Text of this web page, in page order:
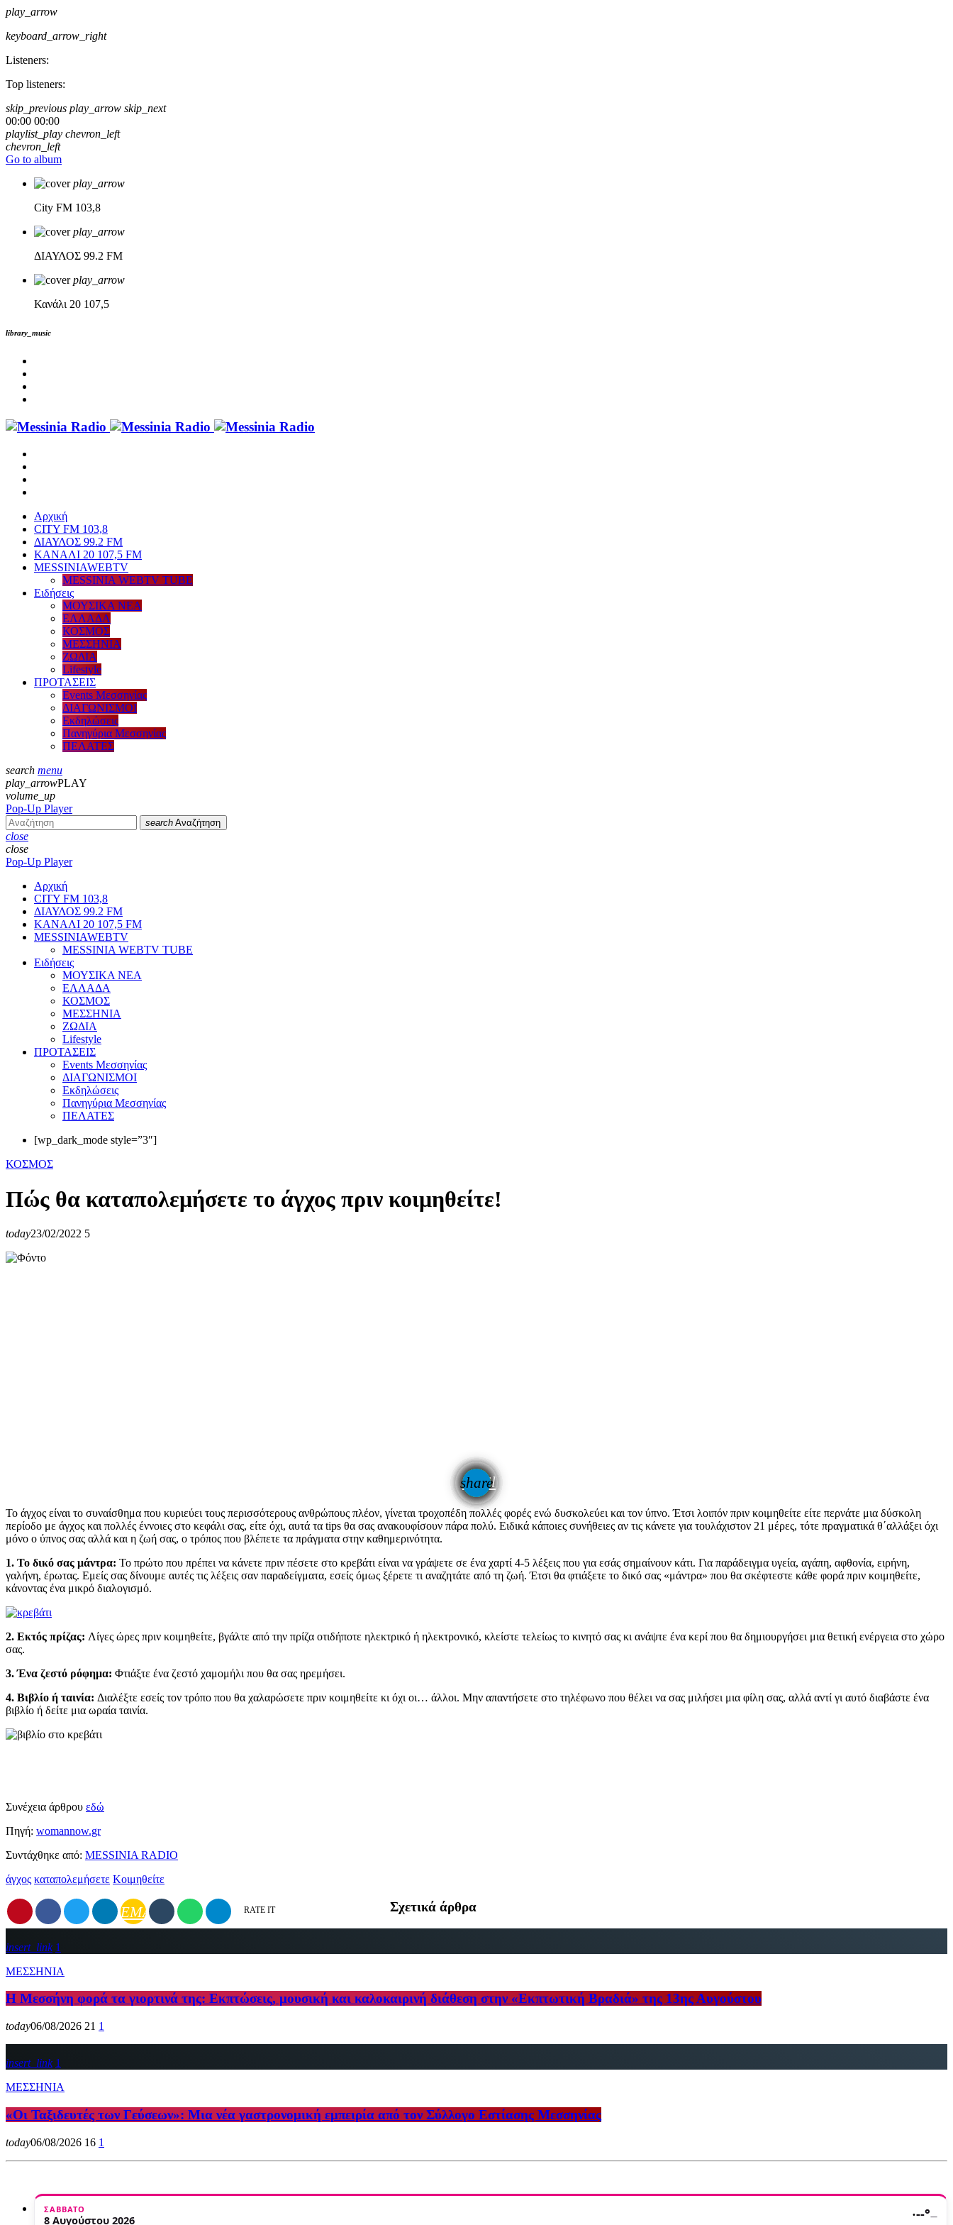
play_arrow
keyboard_arrow_right
Listeners:
Top listeners:
skip_previous play_arrow skip_next
00:00 00:00
playlist_play chevron_left
chevron_left
Go to album
play_arrow
City FM 103,8
play_arrow
ΔΙΑΥΛΟΣ 99.2 FM
play_arrow
Κανάλι 20 107,5
library_music
Αρχική
CITY FM 103,8
ΔΙΑΥΛΟΣ 99.2 FM
ΚΑΝΑΛΙ 20 107,5 FM
MESSINIAWEBTV
MESSINIA WEBTV TUBE
Eιδήσεις
ΜΟΥΣΙΚΑ ΝΕΑ
ΕΛΛΑΔΑ
ΚΟΣΜΟΣ
ΜΕΣΣΗΝΙΑ
ΖΩΔΙΑ
Lifestyle
ΠΡΟΤΑΣΕΙΣ
Events Μεσσηνίας
ΔΙΑΓΩΝΙΣΜΟΙ
Εκδηλώσεις
Πανηγύρια Μεσσηνίας
ΠΕΛΑΤΕΣ
search menu
play_arrowPLAY
volume_up
Pop-Up Player
search Αναζήτηση
close
close
Pop-Up Player
Αρχική
CITY FM 103,8
ΔΙΑΥΛΟΣ 99.2 FM
ΚΑΝΑΛΙ 20 107,5 FM
MESSINIAWEBTV
MESSINIA WEBTV TUBE
Eιδήσεις
ΜΟΥΣΙΚΑ ΝΕΑ
ΕΛΛΑΔΑ
ΚΟΣΜΟΣ
ΜΕΣΣΗΝΙΑ
ΖΩΔΙΑ
Lifestyle
ΠΡΟΤΑΣΕΙΣ
Events Μεσσηνίας
ΔΙΑΓΩΝΙΣΜΟΙ
Εκδηλώσεις
Πανηγύρια Μεσσηνίας
ΠΕΛΑΤΕΣ
[wp_dark_mode style=”3″]
ΚΟΣΜΟΣ
Πώς θα καταπολεμήσετε το άγχος πριν κοιμηθείτε!
today23/02/2022 5
share
email
Το άγχος είναι το συναίσθημα που κυριεύει τους περισσότερους ανθρώπους πλέον, γίνεται τροχοπέδη πολλές φορές ενώ δυσκολεύει και τον ύπνο. Έτσι λοιπόν πριν κοιμηθείτε είτε περνάτε μια δύσκολη
περίοδο με άγχος και πολλές έννοιες στο κεφάλι σας, είτε όχι, αυτά τα tips θα σας ανακουφίσουν πάρα πολύ. Ειδικά κάποιες συνήθειες αν τις κάνετε για τουλάχιστον 21 μέρες, τότε πραγματικά θ΄αλλάξει όχι
μόνο ο ύπνος σας αλλά και η ζωή σας, ο τρόπος που βλέπετε τα πράγματα στην καθημερινότητα.
1. Το δικό σας μάντρα: Το πρώτο που πρέπει να κάνετε πριν πέσετε στο κρεβάτι είναι να γράψετε σε ένα χαρτί 4-5 λέξεις που για εσάς σημαίνουν κάτι. Για παράδειγμα υγεία, αγάπη, αφθονία, ειρήνη,
γαλήνη, έρωτας. Εμείς σας δίνουμε αυτές τις λέξεις σαν παραδείγματα, εσείς όμως ξέρετε τι αναζητάτε από τη ζωή. Έτσι θα φτιάξετε το δικό σας «μάντρα» που θα σκέφτεστε κάθε φορά πριν κοιμηθείτε,
κάνοντας ένα μικρό διαλογισμό.
2. Εκτός πρίζας: Λίγες ώρες πριν κοιμηθείτε, βγάλτε από την πρίζα οτιδήποτε ηλεκτρικό ή ηλεκτρονικό, κλείστε τελείως το κινητό σας κι ανάψτε ένα κερί που θα δημιουργήσει μια θετική ενέργεια στο χώρο
σας.
3. Ένα ζεστό ρόφημα: Φτιάξτε ένα ζεστό χαμομήλι που θα σας ηρεμήσει.
4. Bιβλίο ή ταινία: Διαλέξτε εσείς τον τρόπο που θα χαλαρώσετε πριν κοιμηθείτε κι όχι οι… άλλοι. Μην απαντήσετε στο τηλέφωνο που θέλει να σας μιλήσει μια φίλη σας, αλλά αντί γι αυτό διαβάστε ένα
βιβλίο ή δείτε μια ωραία ταινία.
Συνέχεια άρθρου εδώ
Πηγή: womannow.gr
Συντάχθηκε από: MESSINIA RADIO
άγχος καταπολεμήσετε Κοιμηθείτε
EMAIL RATE IT Σχετικά άρθρα
insert_link 1
ΜΕΣΣΗΝΙΑ
Η Μεσσήνη φορά τα γιορτινά της: Εκπτώσεις, μουσική και καλοκαιρινή διάθεση στην «Εκπτωτική Βραδιά» της 13ης Αυγούστου
today06/08/2026 21 1
insert_link 1
ΜΕΣΣΗΝΙΑ
«Οι Ταξιδευτές των Γεύσεων»: Μια νέα γαστρονομική εμπειρία από τον Σύλλογο Εστίασης Μεσσηνίας
today06/08/2026 16 1
ΣΆΒΒΑΤΟ
8 Αυγούστου 2026 ·--°—